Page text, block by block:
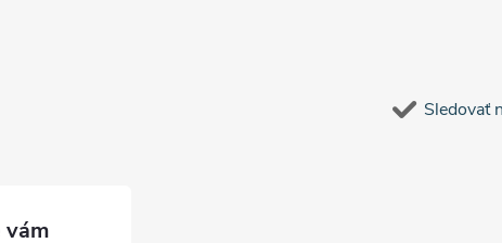
Sledovať